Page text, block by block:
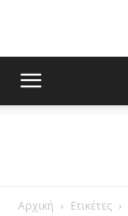
Αρχική Ετικέτες